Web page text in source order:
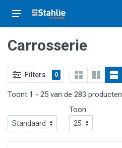
Carrosserie
Filters 0
Toont 1 - 25 van de 283 producten
Toon